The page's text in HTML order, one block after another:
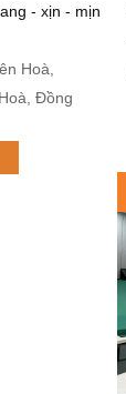
- xịn - mịn
Hoà,
Đồng